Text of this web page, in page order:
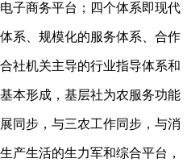
子商务平台；四个体系即现代
系、规模化的服务体系、合作
社机关主导的行业指导体系和
本形成，基层社为农服务功能
同步，与三农工作同步，与消
产生活的生力军和综合平台，